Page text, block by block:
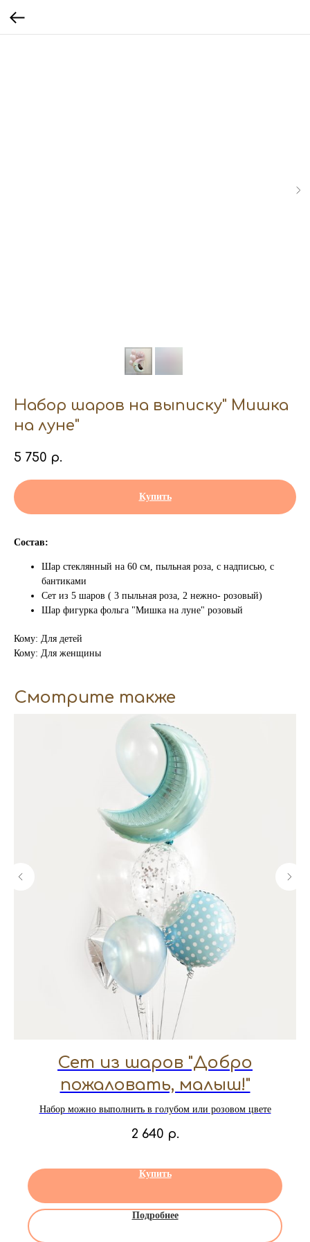
Набор шаров на выписку" Мишка
на луне"
5 750 р.
Купить
Состав:
Шар стеклянный на 60 см, пыльная роза, с надписью, с
бантиками
Сет из 5 шаров ( 3 пыльная роза, 2 нежно- розовый)
Шар фигурка фольга "Мишка на луне" розовый
Кому: Для детей
Кому: Для женщины
Смотрите также
Сет из шаров "Добро
пожаловать, малыш!"
Набор можно выполнить в голубом или розовом цвете
2 640 р.
Купить
Подробнее